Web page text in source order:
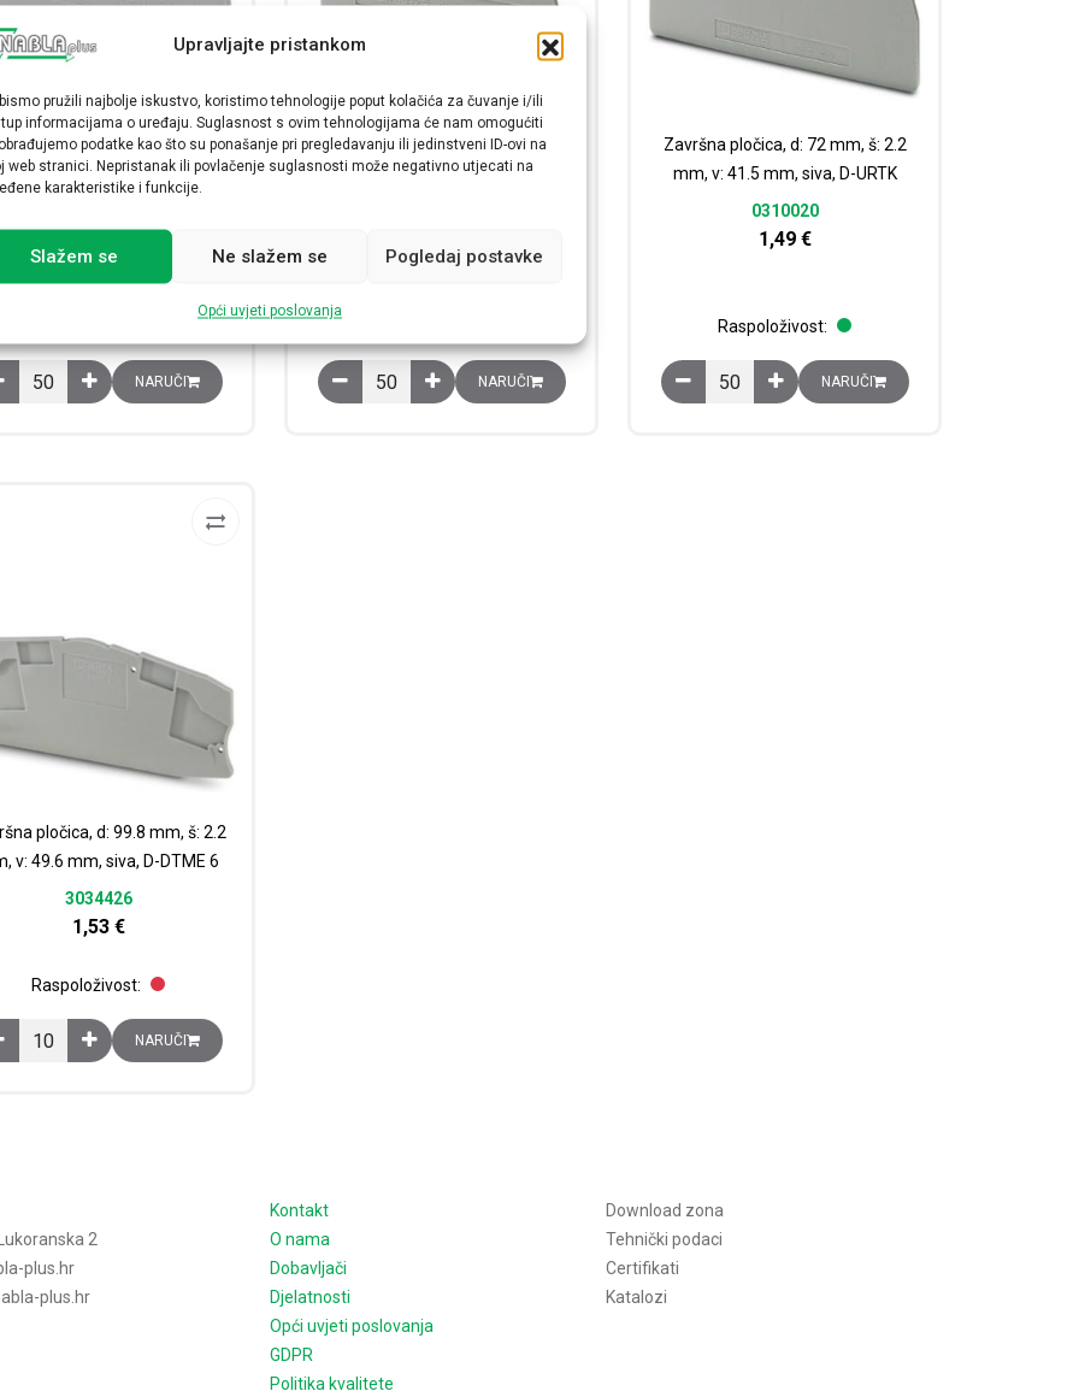
Upravljajte pristankom
pružili najbolje iskustvo, koristimo tehnologije poput kolačića za čuvanje i/ili
informacijama o uređaju. Suglasnost s ovim tehnologijama će nam omogućiti
podatke kao što su ponašanje pri pregledavanju ili jedinstveni ID-ovi na
web stranici. Nepristanak ili povlačenje suglasnosti može negativno utjecati na
karakteristike i funkcije.
Slažem se Ne slažem se Pogledaj postavke
Opći uvjeti poslovanja
pločica, d: 61 mm, š: 2.2
v: 41.5 mm, siva, D-UGSK
Završna pločica, d: 61 mm, š: 2.2 mm, v: 41.5 mm, siva, D-UGSK količina
NARUČI
Završna pločica, d: 61 mm, š: 2.2
mm, v: 48.5 mm, siva, D-URTK/S-
1,34€
Završna pločica, d: 61 mm, š: 2.2 mm, v: 48.5 mm, siva, D-URTK/S-BEN količina
NARUČI
Završna pločica, d: 72 mm, š: 2.2
mm, v: 41.5 mm, siva, D-URTK
0310020
1,49 €
Raspoloživost:
Završna pločica, d: 72 mm, š: 2.2 mm, v: 41.5
NARUČI
pločica, d: 99.8 mm, š: 2.2
v: 49.6 mm, siva, D-DTME 6
3034426
1,53 €
Raspoloživost:
Završna pločica, d: 99.8 mm, š: 2.2 mm, v: 49.6 mm, siva, D-DTME 6 količina
NARUČI
2
plus.hr
plus.hr
Kontakt
O nama
Dobavljači
Djelatnosti
Opći uvjeti poslovanja
GDPR
Politika kvalitete
Download zona
Tehnički podaci
Certifikati
Katalozi